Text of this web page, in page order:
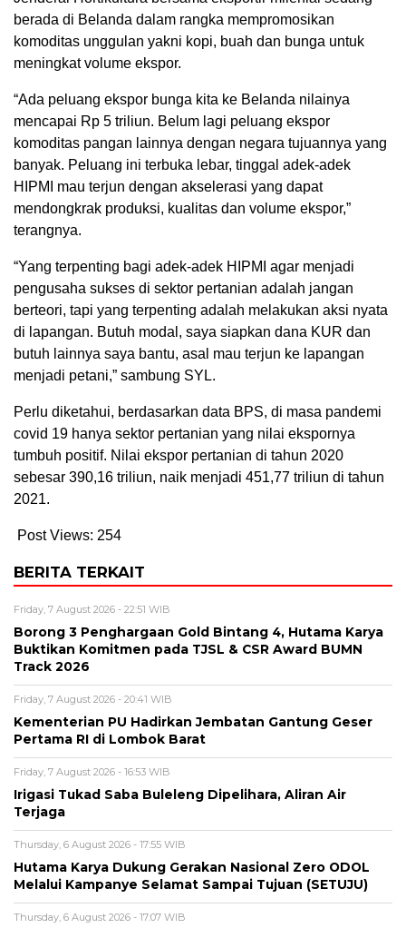
berada di Belanda dalam rangka mempromosikan
komoditas unggulan yakni kopi, buah dan bunga untuk
meningkat volume ekspor.
“Ada peluang ekspor bunga kita ke Belanda nilainya
mencapai Rp 5 triliun. Belum lagi peluang ekspor
komoditas pangan lainnya dengan negara tujuannya yang
banyak. Peluang ini terbuka lebar, tinggal adek-adek
HIPMI mau terjun dengan akselerasi yang dapat
mendongkrak produksi, kualitas dan volume ekspor,”
terangnya.
“Yang terpenting bagi adek-adek HIPMI agar menjadi
pengusaha sukses di sektor pertanian adalah jangan
berteori, tapi yang terpenting adalah melakukan aksi nyata
di lapangan. Butuh modal, saya siapkan dana KUR dan
butuh lainnya saya bantu, asal mau terjun ke lapangan
menjadi petani,” sambung SYL.
Perlu diketahui, berdasarkan data BPS, di masa pandemi
covid 19 hanya sektor pertanian yang nilai ekspornya
tumbuh positif. Nilai ekspor pertanian di tahun 2020
sebesar 390,16 triliun, naik menjadi 451,77 triliun di tahun
2021.
Post Views: 254
BERITA TERKAIT
Friday, 7 August 2026 - 22:51 WIB
Borong 3 Penghargaan Gold Bintang 4, Hutama Karya
Buktikan Komitmen pada TJSL & CSR Award BUMN
Track 2026
Friday, 7 August 2026 - 20:41 WIB
Kementerian PU Hadirkan Jembatan Gantung Geser
Pertama RI di Lombok Barat
Friday, 7 August 2026 - 16:53 WIB
Irigasi Tukad Saba Buleleng Dipelihara, Aliran Air
Terjaga
Thursday, 6 August 2026 - 17:55 WIB
Hutama Karya Dukung Gerakan Nasional Zero ODOL
Melalui Kampanye Selamat Sampai Tujuan (SETUJU)
Thursday, 6 August 2026 - 17:07 WIB